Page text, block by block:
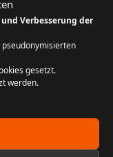
und Verbesserung der
gesetzt.
werden.
16. FEBRUAR 2026
Motor &